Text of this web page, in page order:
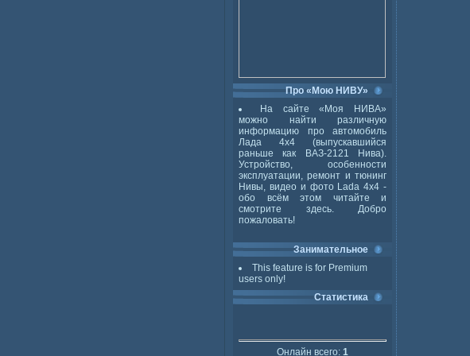
Про «Мою НИВУ»
На сайте «Моя НИВА»
можно найти различную
информацию про автомобиль
Лада 4x4 (выпускавшийся
раньше как ВАЗ-2121 Нива).
Устройство, особенности
эксплуатации, ремонт и тюнинг
Нивы, видео и фото Lada 4x4 -
обо всём этом читайте и
смотрите здесь. Добро
пожаловать!
Занимательное
This feature is for Premium
users only!
Статистика
Онлайн всего: 1